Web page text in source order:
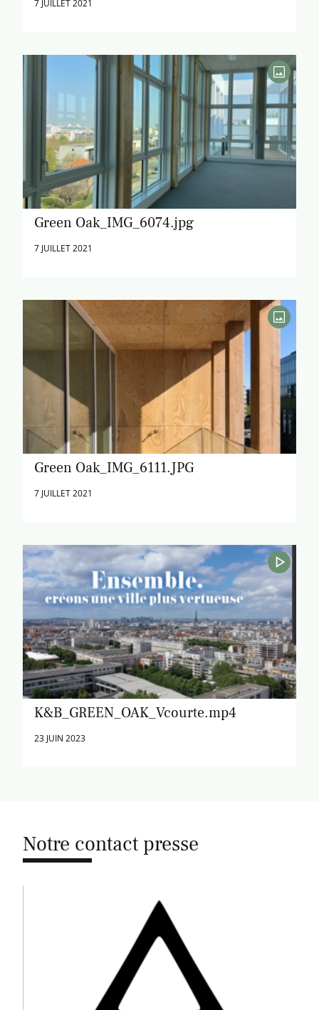
7 JUILLET 2021
Green Oak_IMG_6074.jpg
7 JUILLET 2021
Green Oak_IMG_6111.JPG
7 JUILLET 2021
K&B_GREEN_OAK_Vcourte.mp4
23 JUIN 2023
Notre contact presse